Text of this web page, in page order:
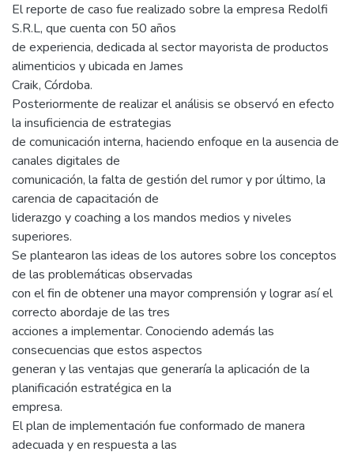
El reporte de caso fue realizado sobre la empresa Redolfi
S.R.L, que cuenta con 50 años
de experiencia, dedicada al sector mayorista de productos
alimenticios y ubicada en James
Craik, Córdoba.
Posteriormente de realizar el análisis se observó en efecto
la insuficiencia de estrategias
de comunicación interna, haciendo enfoque en la ausencia de
canales digitales de
comunicación, la falta de gestión del rumor y por último, la
carencia de capacitación de
liderazgo y coaching a los mandos medios y niveles
superiores.
Se plantearon las ideas de los autores sobre los conceptos
de las problemáticas observadas
con el fin de obtener una mayor comprensión y lograr así el
correcto abordaje de las tres
acciones a implementar. Conociendo además las
consecuencias que estos aspectos
generan y las ventajas que generaría la aplicación de la
planificación estratégica en la
empresa.
El plan de implementación fue conformado de manera
adecuada y en respuesta a las